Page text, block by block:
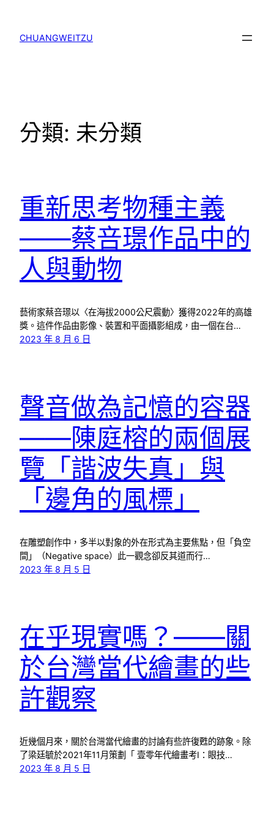
CHUANGWEITZU
分類: 未分類
重新思考物種主義
——蔡咅璟作品中的
人與動物
藝術家蔡咅璟以〈在海拔2000公尺震動〉獲得2022年的高雄
獎。這件作品由影像、裝置和平面攝影組成，由一個在台…
2023 年 8 月 6 日
聲音做為記憶的容器
——陳庭榕的兩個展
覽「諧波失真」與
「邊角的風標」
在雕塑創作中，多半以對象的外在形式為主要焦點，但「負空
間」（Negative space）此一觀念卻反其道而行…
2023 年 8 月 5 日
在乎現實嗎？——關
於台灣當代繪畫的些
許觀察
近幾個月來，關於台灣當代繪畫的討論有些許復甦的跡象。除
了梁廷毓於2021年11月策劃「 壹零年代繪畫考I：眼技…
2023 年 8 月 5 日